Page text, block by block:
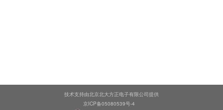
技术支持由北京北大方正电子有限公司提供
京ICP备05080539号-4